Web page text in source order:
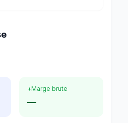
+Marge brute
—